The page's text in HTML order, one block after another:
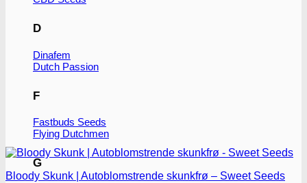
D
Dinafem
Dutch Passion
F
Fastbuds Seeds
Flying Dutchmen
G
Bloody Skunk | Autoblomstrende skunkfrø – Sweet Seeds